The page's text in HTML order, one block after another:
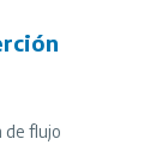
de flujo